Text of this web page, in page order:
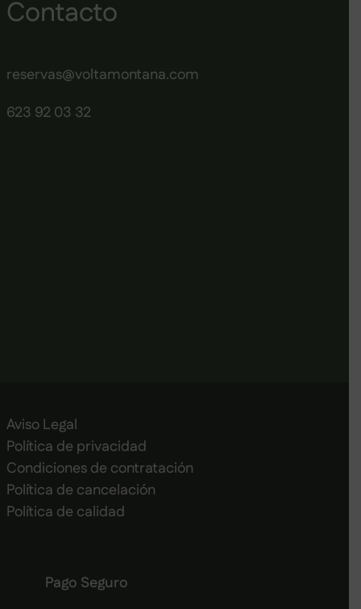
Contacto
reservas@voltamontana.com
623 92 03 32
Aviso Legal
Política de privacidad
Condiciones de contratación
Política de cancelación
Política de calidad
Pago Seguro